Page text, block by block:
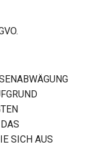
SICH AUS